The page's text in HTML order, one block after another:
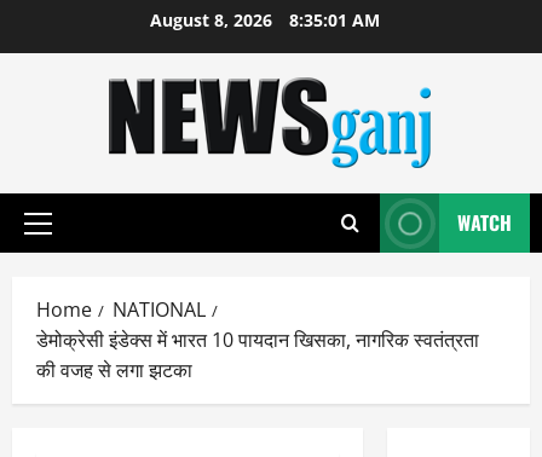
August 8, 2026 8:35:01 AM
Primary
WATCH
Home
NATIONAL
डेमोक्रेसी इंडेक्स में भारत 10 पायदान खिसका, नागरिक स्वतंत्रता
की वजह से लगा झटका